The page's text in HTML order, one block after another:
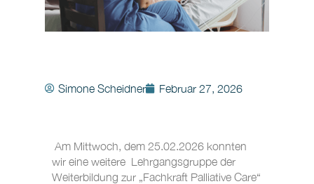
Simone Scheidner Februar 27, 2026
Am Mittwoch, dem 25.02.2026 konnten
wir eine weitere Lehrgangsgruppe der
Weiterbildung zur „Fachkraft Palliative Care“